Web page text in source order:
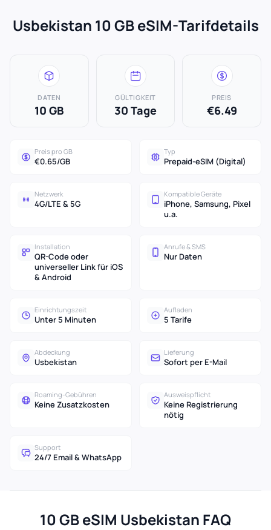
Usbekistan 10 GB eSIM-Tarifdetails
DATEN
10 GB
GÜLTIGKEIT
30 Tage
PREIS
€6.49
Preis pro GB
€0.65/GB
Typ
Prepaid-eSIM (Digital)
Netzwerk
4G/LTE & 5G
Kompatible Geräte
iPhone, Samsung, Pixel
u.a.
Installation
QR-Code oder
universeller Link für iOS
& Android
Anrufe & SMS
Nur Daten
Einrichtungszeit
Unter 5 Minuten
Aufladen
5 Tarife
Abdeckung
Usbekistan
Lieferung
Sofort per E-Mail
Roaming-Gebühren
Keine Zusatzkosten
Ausweispflicht
Keine Registrierung
nötig
Support
24/7 Email & WhatsApp
10 GB eSIM Usbekistan FAQ